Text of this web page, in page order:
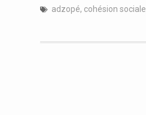
adzopé, cohésion sociale